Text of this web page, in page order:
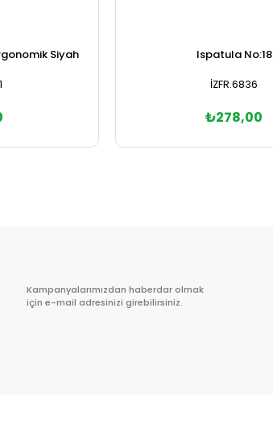
Siyah Ispatula No:18
İZFR.6836
₺278,00
Kampanyalarımızdan haberdar olmak
için e-mail adresinizi girebilirsiniz.